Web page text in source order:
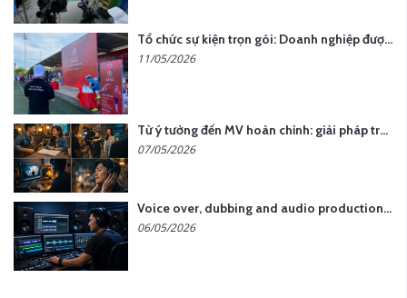
Tổ chức sự kiện trọn gói: Doanh nghiệp được gì khi chọn đơn vị chuyên nghiệp?
11/05/2026
Từ ý tưởng đến MV hoàn chỉnh: giải pháp trọn gói tại YCN Media
07/05/2026
Voice over, dubbing and audio production services in Vietnam for global content
06/05/2026